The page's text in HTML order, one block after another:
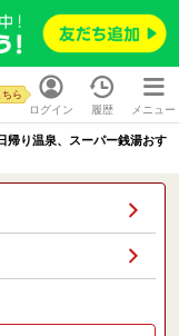
ログイン
ら
履歴 メニュー
帰り温泉、スーパー銭湯おす